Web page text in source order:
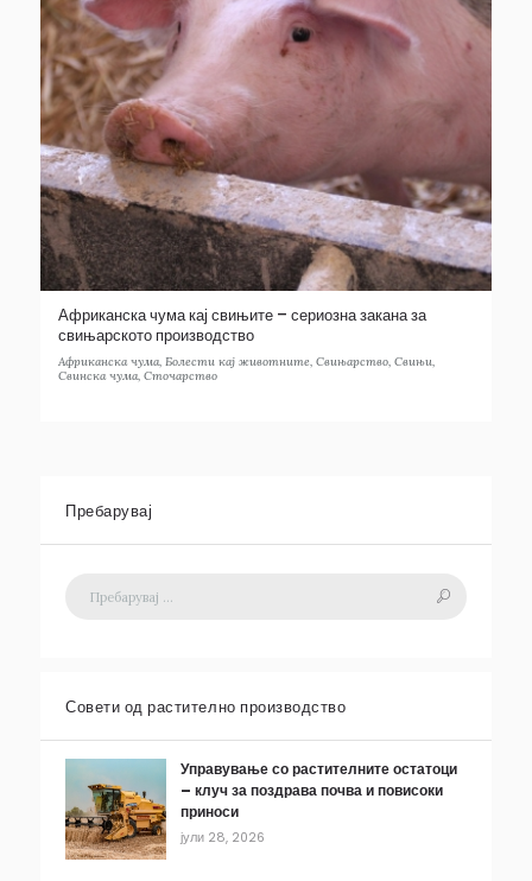
Африканска чума кај свињите – сериозна закана за
свињарското производство
Африканска чума, Болести кај животните, Свињарство, Свињи,
Свинска чума, Сточарство
Пребарувај
Совети од растително производство
Управување со растителните остатоци
– клуч за поздрава почва и повисоки
приноси
јули 28, 2026